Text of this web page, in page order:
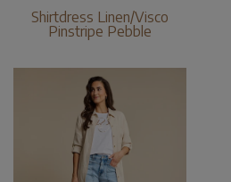
Shirtdress Linen/Visco
Pinstripe Pebble